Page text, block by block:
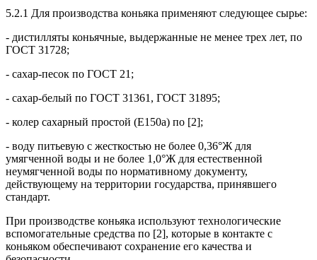
5.2.1 Для производства коньяка применяют следующее сырье:
- дистилляты коньячные, выдержанные не менее трех лет, по
ГОСТ 31728;
- сахар-песок по ГОСТ 21;
- сахар-белый по ГОСТ 31361, ГОСТ 31895;
- колер сахарный простой (Е150а) по [2];
- воду питьевую с жесткостью не более 0,36°Ж для
умягченной воды и не более 1,0°Ж для естественной
неумягченной воды по нормативному документу,
действующему на территории государства, принявшего
стандарт.
При производстве коньяка используют технологические
вспомогательные средства по [2], которые в контакте с
коньяком обеспечивают сохранение его качества и